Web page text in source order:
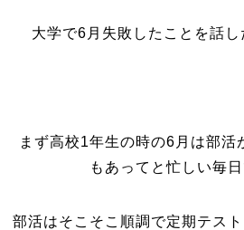
大学で6月失敗したことを話し
まず高校1年生の時の6月は部活
もあってと忙しい毎
部活はそこそこ順調で定期テス